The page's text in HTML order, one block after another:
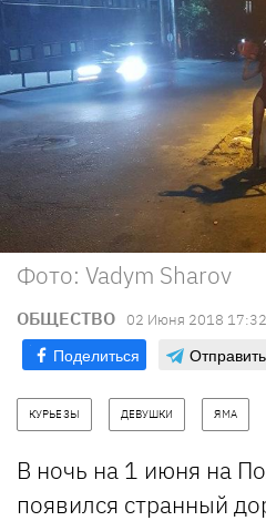
Фото: Vadym Sharov
ОБЩЕСТВО 02 Июня 2018 17:32
Поделиться Отправить
КУРЬЕЗЫ ДЕВУШКИ ЯМА
В ночь на 1 июня на
появился странный